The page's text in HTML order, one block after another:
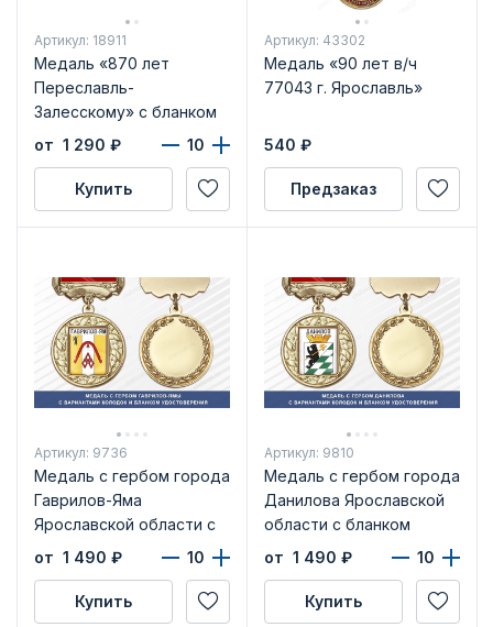
Артикул: 18911
Медаль «870 лет
Переславль-
Залесскому» с бланком
удостоверения
от 1 290 ₽
Купить
Артикул: 43302
Медаль «90 лет в/ч
77043 г. Ярославль»
540 ₽
Предзаказ
Артикул: 9736
Медаль с гербом города
Гаврилов-Яма
Ярославской области с
бланком удостоверения
от 1 490 ₽
Купить
Артикул: 9810
Медаль с гербом города
Данилова Ярославской
области с бланком
удостоверения
от 1 490 ₽
Купить